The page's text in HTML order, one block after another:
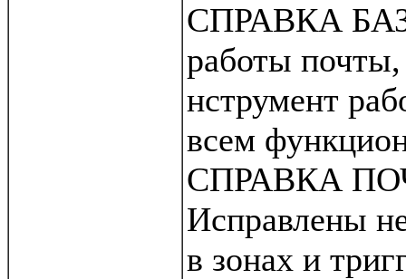
СПРАВКА
работы почты,
нструмент
всем
СПРАВКА
Исправлены
в зонах и